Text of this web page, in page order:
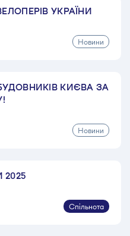
УКРАЇНИ
Новини
КИЄВА ЗА
Новини
Спільнота